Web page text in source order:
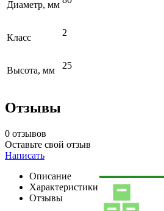
Диаметр, мм
Класс 2
Высота, мм 25
Отзывы
0 отзывов
Оставьте свой отзыв
Написать
Описание
Характеристики
Отзывы